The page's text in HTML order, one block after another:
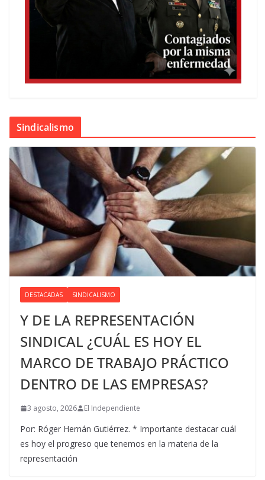
Sindicalismo
DESTACADAS SINDICALISMO
Y DE LA REPRESENTACIÓN
SINDICAL ¿CUÁL ES HOY EL
MARCO DE TRABAJO PRÁCTICO
DENTRO DE LAS EMPRESAS?
3 agosto, 2026 El Independiente
Por: Róger Hernán Gutiérrez. * Importante destacar cuál
es hoy el progreso que tenemos en la materia de la
representación